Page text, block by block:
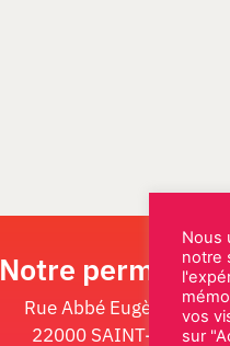
Notre
Rue Abbé Eugène Fleury
22000 SAINT-BRIEUC
Nous
notre
vos
sur